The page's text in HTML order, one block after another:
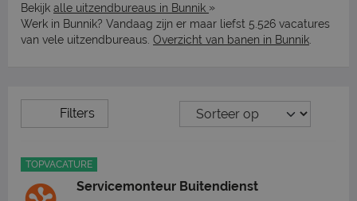
Bekijk alle uitzendbureaus in Bunnik »
Werk in Bunnik? Vandaag zijn er maar liefst 5.526 vacatures
van vele uitzendbureaus. Overzicht van banen in Bunnik
Filters
TOPVACATURE
Servicemonteur Buitendienst